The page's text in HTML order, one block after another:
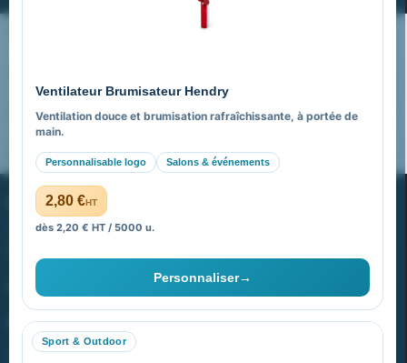
Ventilateur Brumisateur Hendry
Ventilation douce et brumisation rafraîchissante, à portée de
main.
Personnalisable logo Salons & événements
2,80 €HT
dès 2,20 € HT / 5000 u.
Personnaliser→
Sport & Outdoor
Nos expertises & accompagnement global
FAQ sur Promenoch Goodies Pub France
Pourquoi ça a marché à 100% pour moi ?
PROMENOCH GOODIES
40 rue Madeleine Michelis
92 200 Neuilly